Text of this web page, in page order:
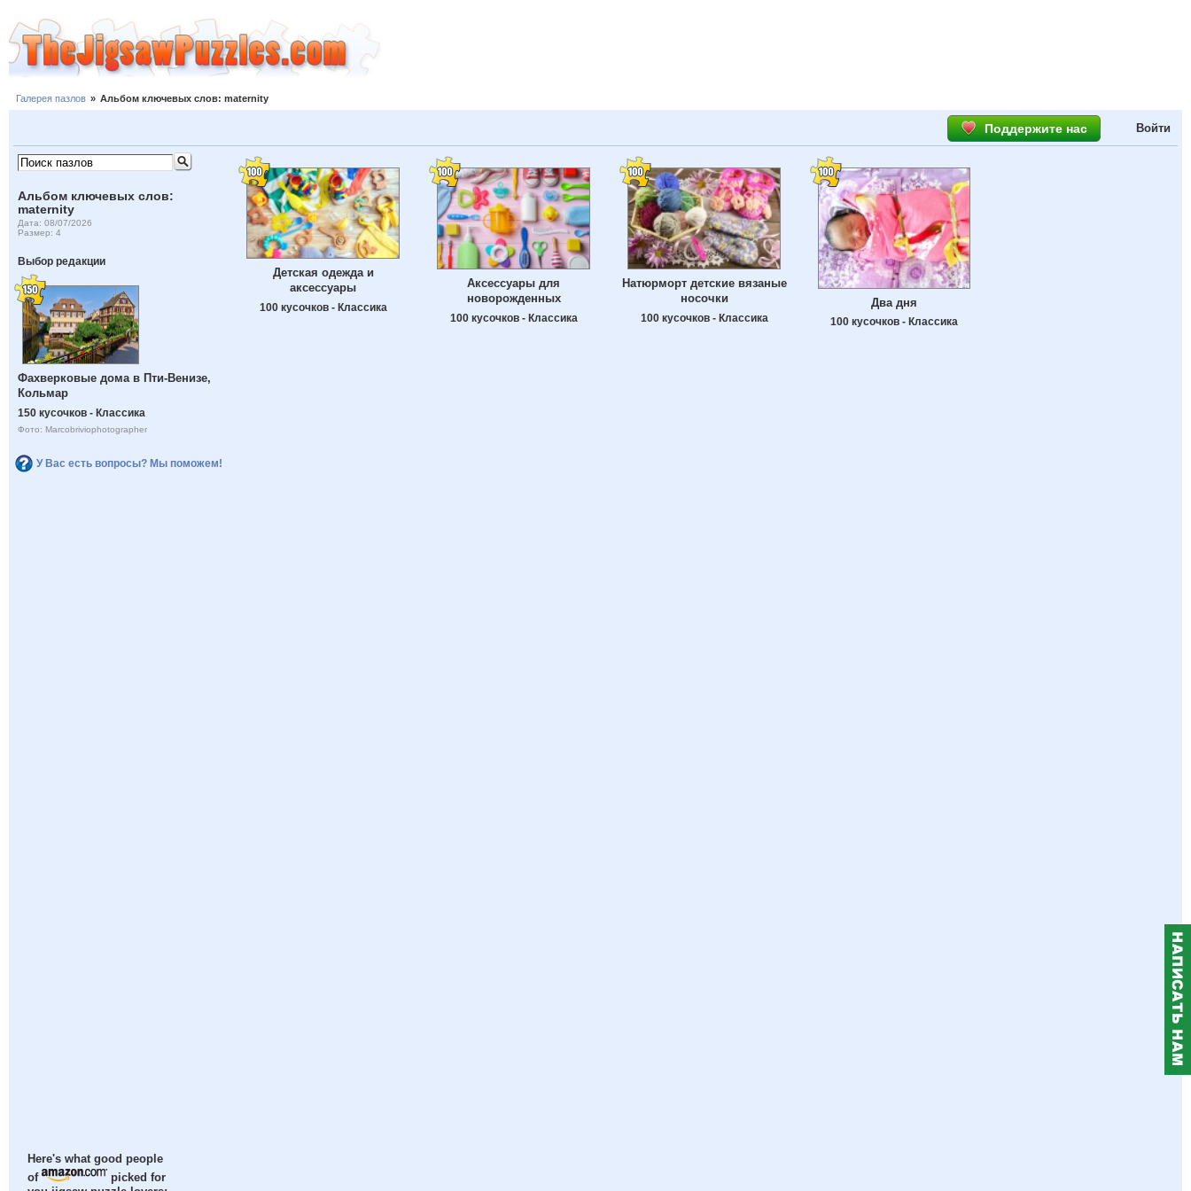
Галерея пазлов » Альбом ключевых слов: maternity
Поддержите нас Войти
Альбом ключевых слов:
maternity
Дата: 08/07/2026
Размер: 4
Выбор редакции
Фахверковые дома в Пти-Венизе,
Кольмар
150 кусочков - Классика
Фото: Marcobriviophotographer
У Вас есть вопросы? Мы поможем!
Here's what good people
of
picked for
Детская одежда и
аксессуары
100 кусочков - Классика
Аксессуары для
новорожденных
100 кусочков - Классика
Натюрморт детские вязаные
носочки
100 кусочков - Классика
Два дня
100 кусочков - Классика